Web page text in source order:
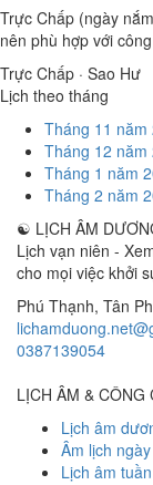
Trực Chấp (ngày
nên phù hợp với
Trực Chấp · Sao Hư
Lịch theo tháng
Tháng 11 năm
Tháng 12 năm
Tháng 1 năm
Tháng 2 năm
☯ LỊCH ÂM
Lịch vạn niên -
cho mọi việc khởi
Phú Thạnh, Tân
0387139054
LỊCH ÂM & CÔNG
Lịch âm
Âm lịch
Lịch âm